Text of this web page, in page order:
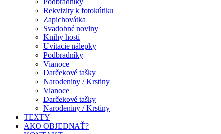
Podbradníky
Rekvizity k fotokútiku
Zapichovátka
Svadobné noviny
Knihy hostí
Uvítacie nálepky
Podbradníky
Vianoce
Darčekové tašky
Narodeniny / Krstiny
Vianoce
Darčekové tašky
Narodeniny / Krstiny
TEXTY
AKO OBJEDNAŤ?